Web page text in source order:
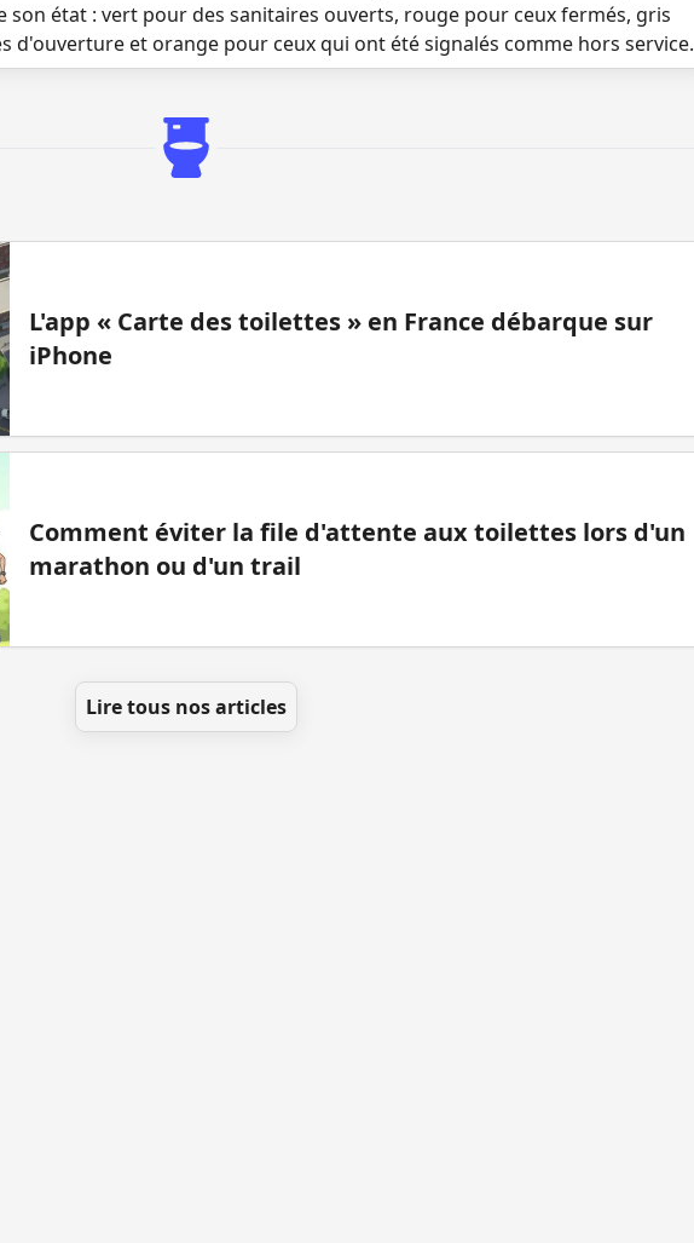
état : vert pour des sanitaires ouverts, rouge pour ceux fermés, gris
d'ouverture et orange pour ceux qui ont été signalés comme hors service.
L'app « Carte des toilettes » en France débarque sur
iPhone
Comment éviter la file d'attente aux toilettes lors d'un
marathon ou d'un trail
Lire tous nos articles